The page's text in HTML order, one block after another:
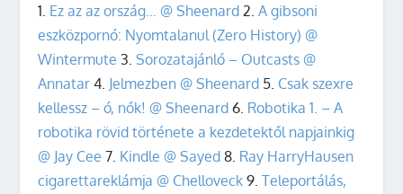
1. Ez az az ország… @ Sheenard 2.A gibsoni
eszközpornó: Nyomtalanul (Zero History) @
Wintermute 3.Sorozatajánló – Outcasts @
Annatar 4. Jelmezben @ Sheenard 5. Csak szexre
kellessz – ó, nők! @ Sheenard 6. Robotika 1. – A
robotika rövid története a kezdetektől napjainkig
@ Jay Cee 7. Kindle @ Sayed 8. Ray HarryHausen
cigarettareklámja @ Chelloveck 9.Teleportálás,